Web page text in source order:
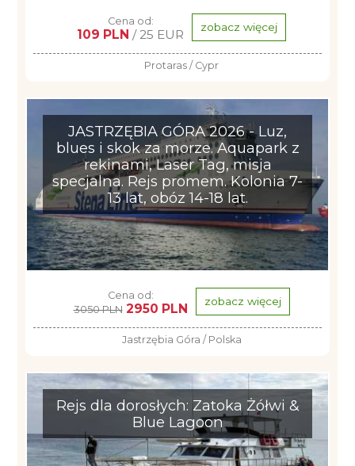
Cena od:
109 PLN / 25 EUR zobacz więcej
Protaras / Cypr
JASTRZĘBIA GÓRA 2026 - Luz,
blues i skok za morze. Aquapark z
rekinami, Laser Tag, misja
specjalna. Rejs promem. Kolonia 7-
13 lat, obóz 14-18 lat.
Cena od:
3050 PLN 2950 PLN zobacz więcej
Jastrzębia Góra / Polska
Rejs dla dorosłych: Zatoka Żółwi &
Blue Lagoon